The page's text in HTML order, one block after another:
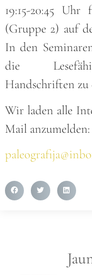
19:15-20:45
(Gruppe 2) auf
In den
die
Handschriften
Wir laden alle
Mail anzumelden: